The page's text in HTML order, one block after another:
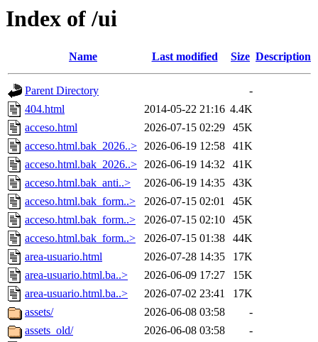
Index of /ui
Name Last modified Size Description
Parent Directory
-
404.html
2014-05-22 21:16 4.4K
acceso.html
2026-07-15 02:29
45K
acceso.html.bak_2026..> 2026-06-19 12:58
41K
acceso.html.bak_2026..> 2026-06-19 14:32
41K
acceso.html.bak_anti..>
2026-06-19 14:35
43K
acceso.html.bak_form..>
2026-07-15 02:01
45K
acceso.html.bak_form..>
2026-07-15 02:10
45K
acceso.html.bak_form..>
2026-07-15 01:38
44K
area-usuario.html
2026-07-28 14:35
17K
area-usuario.html.ba..>
2026-06-09 17:27
15K
area-usuario.html.ba..>
2026-07-02 23:41
17K
assets/
2026-06-08 03:58
-
assets_old/
2026-06-08 03:58
-